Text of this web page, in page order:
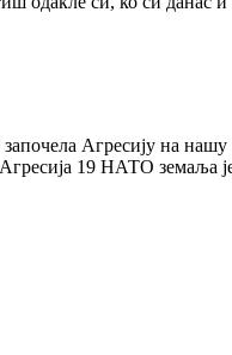
Агресију на нашу
19 НАТО земаља